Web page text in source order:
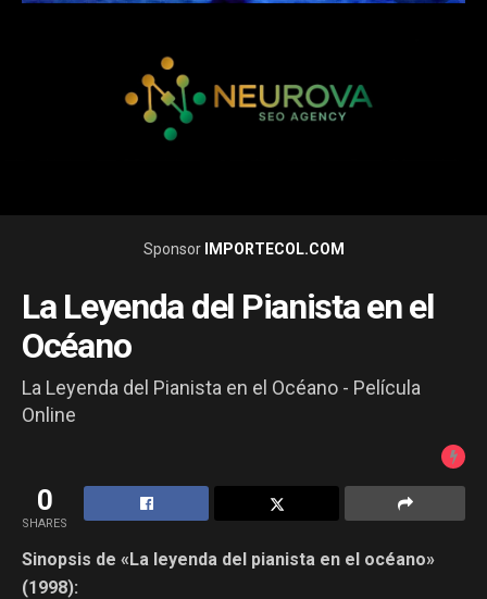
Sponsor IMPORTECOL.COM
La Leyenda del Pianista en el
Océano
La Leyenda del Pianista en el Océano - Película
Online
0
SHARES
Sinopsis de «La leyenda del pianista en el océano»
(1998):